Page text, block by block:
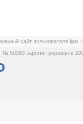
сайт пользователя ipo :
№ 50983 зарегистрирован в